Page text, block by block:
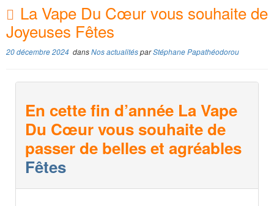
La Vape Du Cœur vous souhaite de
Joyeuses Fêtes
20 décembre 2024 dansNos actualitésparStéphane Papathéodorou
En cette fin d’année La Vape
Du Cœur vous souhaite de
passer de belles et agréables
Fêtes